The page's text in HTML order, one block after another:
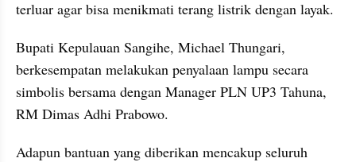
terluar agar bisa menikmati terang listrik dengan layak.
Bupati Kepulauan Sangihe, Michael Thungari,
berkesempatan melakukan penyalaan lampu secara
simbolis bersama dengan Manager PLN UP3 Tahuna,
RM Dimas Adhi Prabowo.
Adapun bantuan yang diberikan mencakup seluruh